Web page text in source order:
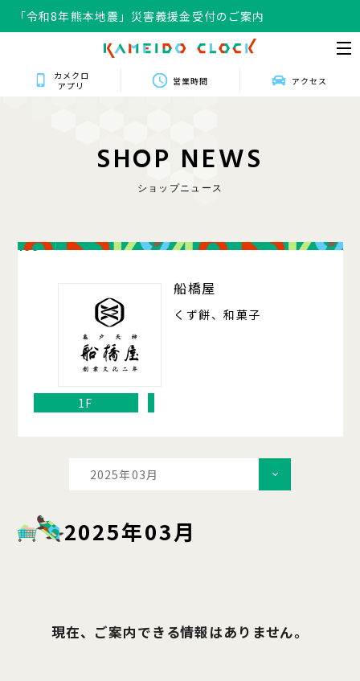
「令和8年熊本地震」災害義援金受付のご案内
カメクロ
アプリ
営業時間 アクセス
SHOP NEWS
ショップニュース
106
船橋屋
くず餅、和菓子
1F
2025年03月
2025年03月
現在、ご案内できる情報はありません。